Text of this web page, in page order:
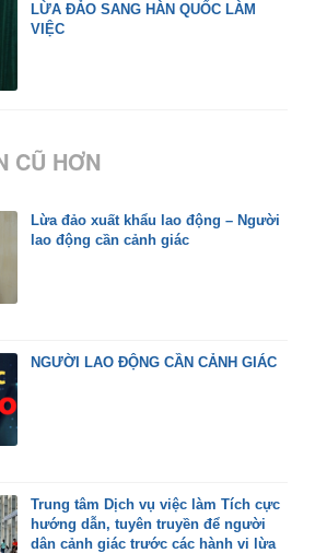
LỪA ĐẢO SANG HÀN QUỐC LÀM
VIỆC
CŨ HƠN
Lừa đảo xuất khẩu lao động – Người
lao động cần cảnh giác
NGƯỜI LAO ĐỘNG CẦN CẢNH GIÁC
Trung tâm Dịch vụ việc làm Tích cực
hướng dẫn, tuyên truyền để người
dân cảnh giác trước các hành vi lừa